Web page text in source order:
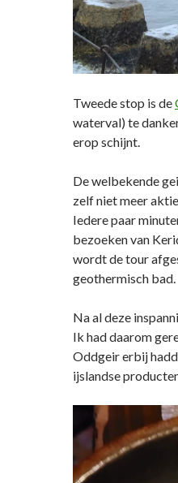
Tweede stop is de
waterval) te
erop schijnt.
De welbekende
zelf niet meer
Iedere paar
bezoeken van
wordt de tour
geothermisch bad.
Na al deze
Ik had daarom
Oddgeir erbij
ijslandse